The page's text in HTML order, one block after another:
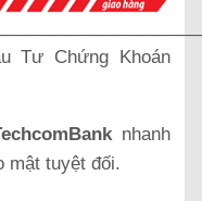
Tư Chứng Khoán
nhanh
mật tuyệt đối.